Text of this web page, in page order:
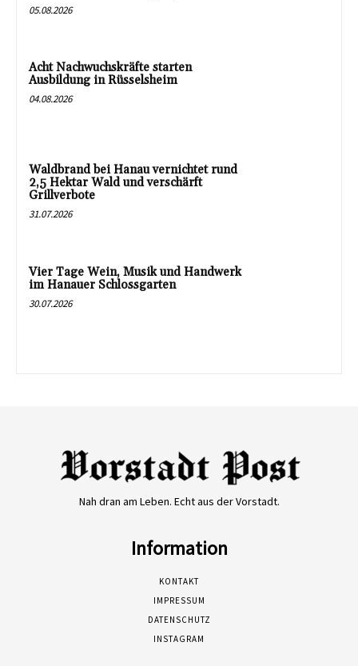
05.08.2026
Acht Nachwuchskräfte starten
Ausbildung in Rüsselsheim
04.08.2026
Waldbrand bei Hanau vernichtet rund
2,5 Hektar Wald und verschärft
Grillverbote
31.07.2026
Vier Tage Wein, Musik und Handwerk
im Hanauer Schlossgarten
30.07.2026
Nah dran am Leben. Echt aus der Vorstadt.
Information
KONTAKT
IMPRESSUM
DATENSCHUTZ
INSTAGRAM